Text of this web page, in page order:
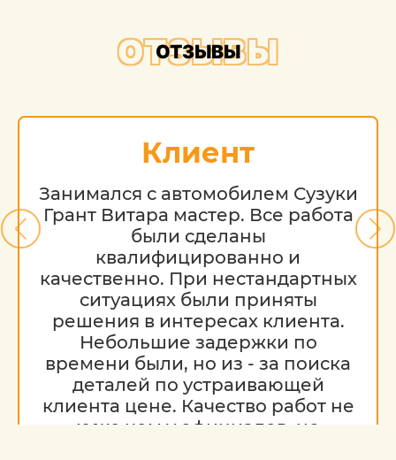
ОТЗЫВЫ
ОТЗЫВЫ
Клиент
Занимался с автомобилем Сузуки
Грант Витара мастер. Все работа
были сделаны
квалифицированно и
качественно. При нестандартных
ситуациях были приняты
решения в интересах клиента.
Небольшие задержки по
времени были, но из - за поиска
деталей по устраивающей
клиента цене. Качество работ не
хуже чем у официалов, но